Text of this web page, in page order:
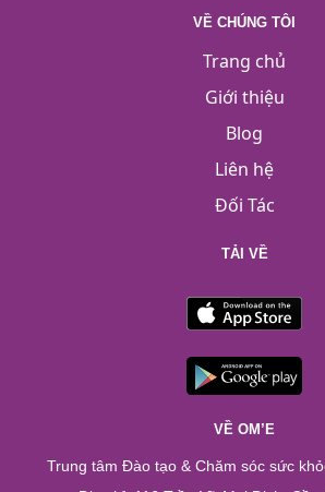
VỀ CHÚNG TÔI
Trang chủ
Giới thiệu
Blog
Liên hệ
Đối Tác
TẢI VỀ
VỀ OM’E
Trung tâm Đào tạo & Chăm sóc sức